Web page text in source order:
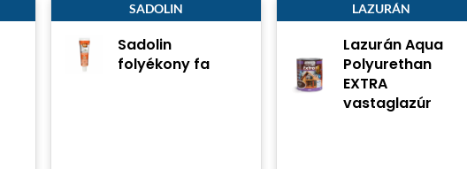
SADOLIN
Sadolin
folyékony fa
LAZURÁN
Lazurán Aqua
Polyurethan
EXTRA
vastaglazúr